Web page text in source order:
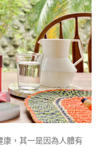
，其一是因為人體有